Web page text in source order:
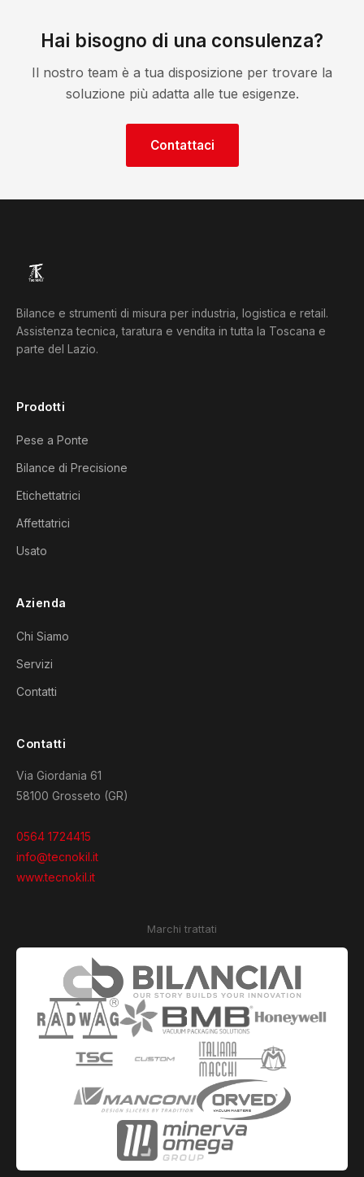
Hai bisogno di una consulenza?
Il nostro team è a tua disposizione per trovare la
soluzione più adatta alle tue esigenze.
Contattaci
Bilance e strumenti di misura per industria, logistica e retail.
Assistenza tecnica, taratura e vendita in tutta la Toscana e
parte del Lazio.
Prodotti
Pese a Ponte
Bilance di Precisione
Etichettatrici
Affettatrici
Usato
Azienda
Chi Siamo
Servizi
Contatti
Contatti
Via Giordania 61
58100 Grosseto (GR)
0564 1724415
info@tecnokil.it
www.tecnokil.it
Marchi trattati